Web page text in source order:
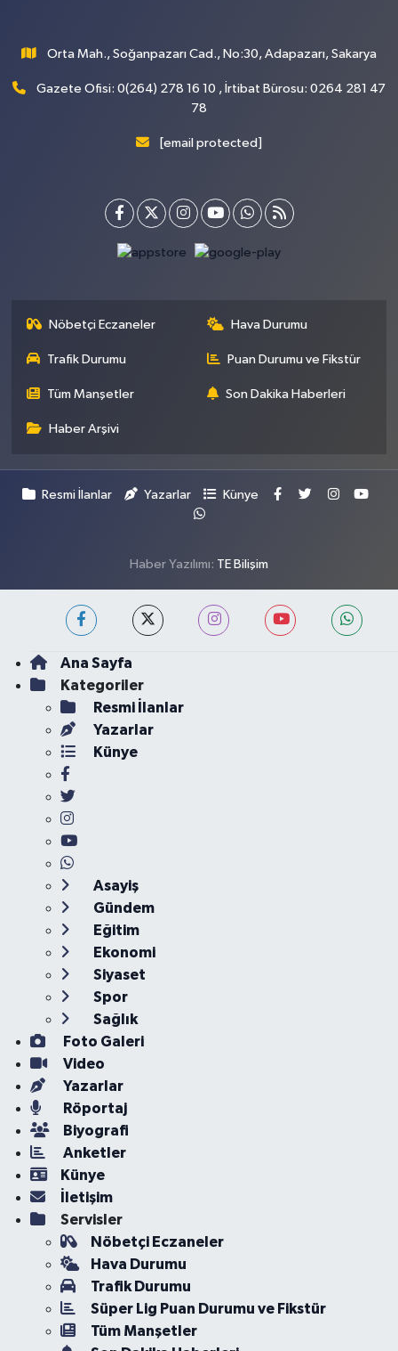
Orta Mah., Soğanpazarı Cad., No:30, Adapazarı, Sakarya
Gazete Ofisi: 0(264) 278 16 10 , İrtibat Bürosu: 0264 281 47
78
[email protected]
Nöbetçi Eczaneler Hava Durumu
Trafik Durumu Puan Durumu ve Fikstür
Tüm Manşetler Son Dakika Haberleri
Haber Arşivi
Resmi İlanlar Yazarlar Künye
Haber Yazılımı: TE Bilişim
Ana Sayfa
Kategoriler
Resmi İlanlar
Yazarlar
Künye
Asayiş
Gündem
Eğitim
Ekonomi
Siyaset
Spor
Sağlık
Foto Galeri
Video
Yazarlar
Röportaj
Biyografi
Anketler
Künye
İletişim
Servisler
Nöbetçi Eczaneler
Hava Durumu
Trafik Durumu
Süper Lig Puan Durumu ve Fikstür
Tüm Manşetler